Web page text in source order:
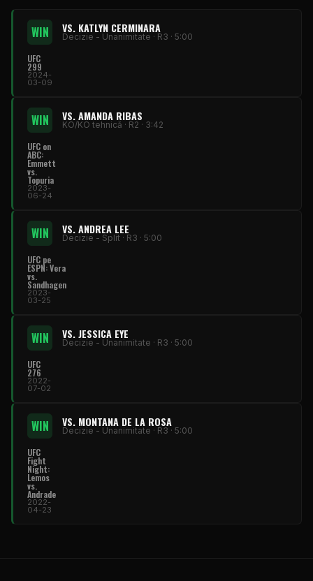
WIN VS. KATLYN CERMINARA
Decizie - Unanimitate · R3 · 5:00
UFC
299
2024-
03-09
WIN VS. AMANDA RIBAS
KO/KO tehnică · R2 · 3:42
UFC on
ABC:
Emmett
vs.
Topuria
2023-
06-24
WIN VS. ANDREA LEE
Decizie - Split · R3 · 5:00
UFC pe
ESPN: Vera
vs.
Sandhagen
2023-
03-25
WIN VS. JESSICA EYE
Decizie - Unanimitate · R3 · 5:00
UFC
276
2022-
07-02
WIN VS. MONTANA DE LA ROSA
Decizie - Unanimitate · R3 · 5:00
UFC
Fight
Night:
Lemos
vs.
Andrade
2022-
04-23